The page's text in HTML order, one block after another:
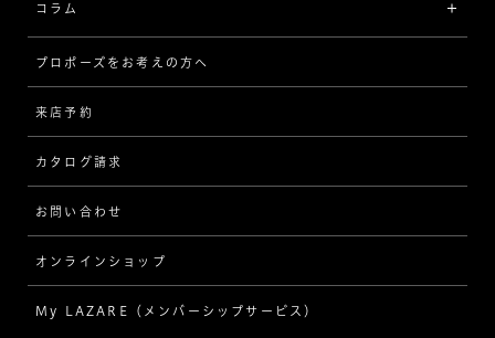
[セッテイングから選ぶ]
ソリテール
ワンサイドメレ
ダブルサイドメレ
ラインメレ
人気の婚約指輪
結婚指輪（マリッジリング）
コラム
インタビュー
指輪
ダイヤモンド
プロポーズ
結婚式
プロポーズをお考えの方へ
来店予約
カタログ請求
お問い合わせ
オンラインショップ
My LAZARE（メンバーシップサービス）